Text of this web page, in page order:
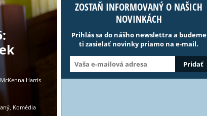
Harris
Komédia
ZOSTAŇ INFORMOVANÝ O NAŠICH
NOVINKÁCH
Prihlás sa do nášho newslettra a budeme
ti zasielať novinky priamo na e-mail.